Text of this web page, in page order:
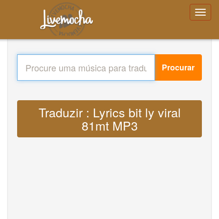
Procurar
Traduzir : Lyrics bit ly viral
81mt MP3